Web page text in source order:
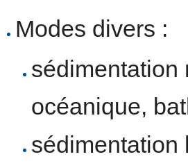
Modes divers :
sédimentation
océanique,
sédimentation